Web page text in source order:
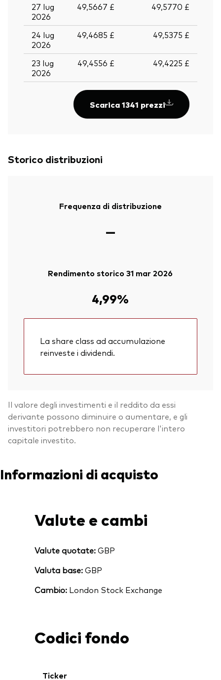
27 lug
2026
49,5667 £ 49,5770 £
24 lug
2026
49,4685 £ 49,5375 £
23 lug
2026
49,4556 £ 49,4225 £
Scarica 1341 prezzi
Storico distribuzioni
Frequenza di distribuzione
—
Rendimento storico 31 mar 2026
4,99%
La share class ad accumulazione
reinveste i dividendi.
Il valore degli investimenti e il reddito da essi
derivante possono diminuire o aumentare, e gli
investitori potrebbero non recuperare l'intero
capitale investito.
Informazioni di acquisto
Valute e cambi
Valute quotate:GBP
Valuta base:GBP
Cambio:London Stock Exchange
Codici fondo
Ticker